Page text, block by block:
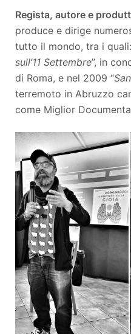
Regista, autore e
produce e dirige
tutto il mondo, tra i
sull’11 Settembre”, in
di Roma, e nel 2009 “
terremoto in Abruzzo
come Miglior